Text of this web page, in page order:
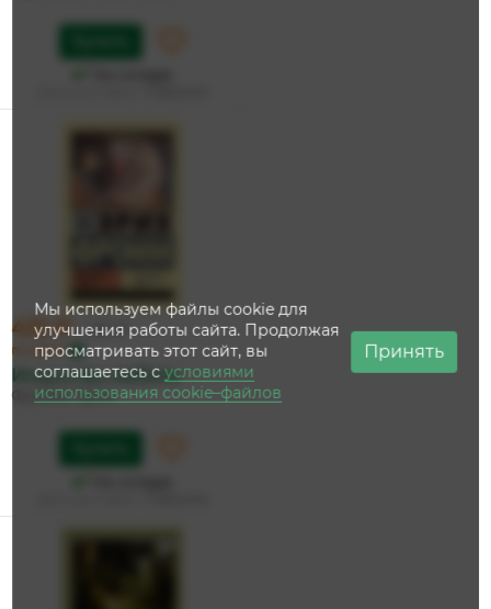
432 ₽ 455 ₽
по карте
Искусство любить
Фромм Эрих
Мы используем файлы cookie для
улучшения работы сайта. Продолжая
просматривать этот сайт, вы
соглашаетесь сусловиями
использования cookie–файлов
Принять